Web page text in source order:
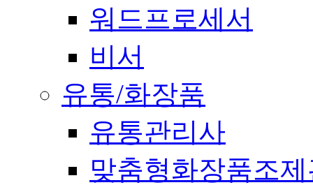
워드프로세서
비서
유통/화장품
유통관리사
맞춤형화장품조